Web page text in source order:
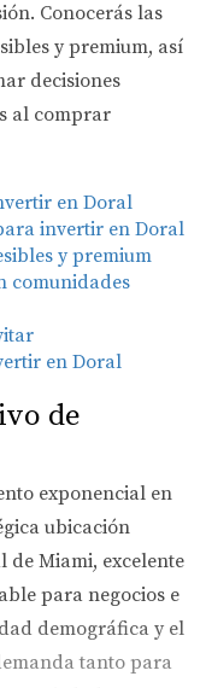
Conocerás las
y premium, así
decisiones
al comprar
en Doral
invertir en Doral
y premium
comunidades
en Doral
de
exponencial en
ubicación
Miami, excelente
para negocios e
demográfica y el
tanto para